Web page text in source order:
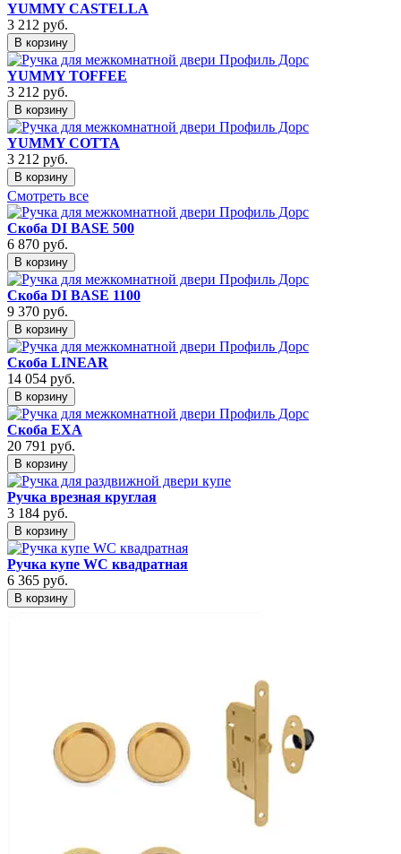
YUMMY CASTELLA
3 212 руб.
В корзину
YUMMY TOFFEE
3 212 руб.
В корзину
YUMMY COTTA
3 212 руб.
В корзину
Смотреть все
Скоба DI BASE 500
6 870 руб.
В корзину
Скоба DI BASE 1100
9 370 руб.
В корзину
Скоба LINEAR
14 054 руб.
В корзину
Скоба EXA
20 791 руб.
В корзину
Ручка врезная круглая
3 184 руб.
В корзину
Ручка купе WC квадратная
6 365 руб.
В корзину